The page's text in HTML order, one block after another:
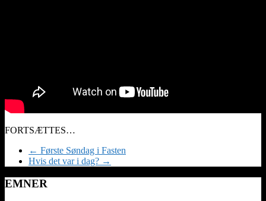
FORTSÆTTES…
← Første Søndag i Fasten
Hvis det var i dag? →
EMNER